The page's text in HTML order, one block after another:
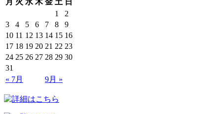
1
2
3
4 5 6 7 8
9
10 11 12 13 14 15 16
17 18 19 20 21 22 23
24 25 26 27 28 29 30
31
« 7月
9月 »